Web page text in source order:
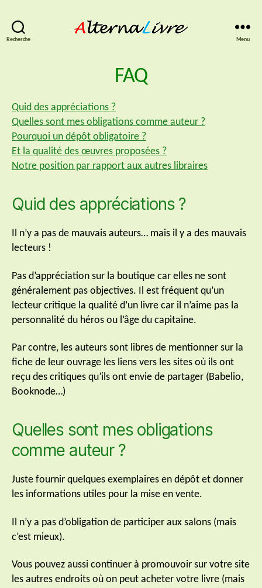
Recherche Menu
FAQ
Quid des appréciations ?
Quelles sont mes obligations comme auteur ?
Pourquoi un dépôt obligatoire ?
Et la qualité des œuvres proposées ?
Notre position par rapport aux autres libraires
Quid des appréciations ?
Il n’y a pas de mauvais auteurs… mais il y a des mauvais
lecteurs !
Pas d’appréciation sur la boutique car elles ne sont
généralement pas objectives. Il est fréquent qu’un
lecteur critique la qualité d’un livre car il n’aime pas la
personnalité du héros ou l’âge du capitaine.
Par contre, les auteurs sont libres de mentionner sur la
fiche de leur ouvrage les liens vers les sites où ils ont
reçu des critiques qu’ils ont envie de partager (Babelio,
Booknode…)
Quelles sont mes obligations
comme auteur ?
Juste fournir quelques exemplaires en dépôt et donner
les informations utiles pour la mise en vente.
Il n’y a pas d’obligation de participer aux salons (mais
c’est mieux).
Vous pouvez aussi continuer à promouvoir sur votre site
les autres endroits où on peut acheter votre livre (mais